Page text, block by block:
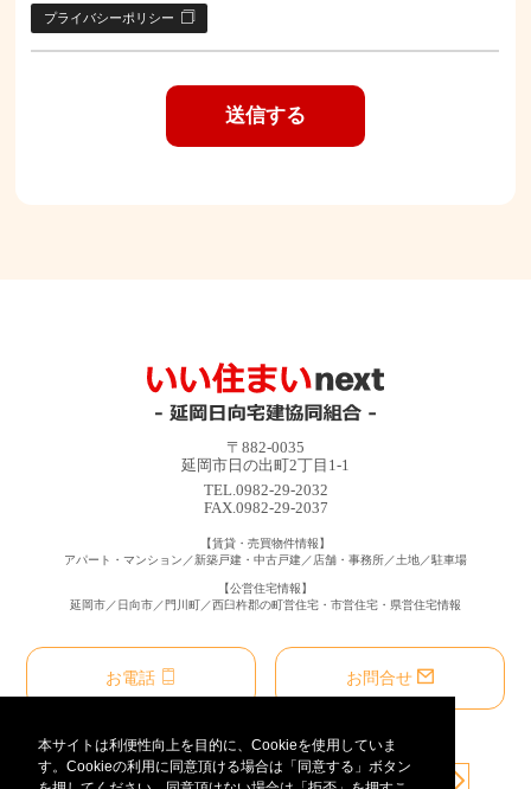
本サイトは利便性向上を目的に、Cookieを使用していま
す。Cookieの利用に同意頂ける場合は「同意する」ボタン
プライバシーポリシー
〒882-0035
延岡市日の出町2丁目1-1
TEL.0982-29-2032
FAX.0982-29-2037
【賃貸・売買物件情報】
アパート・マンション／新築戸建・中古戸建／店舗・事務所／土地／駐車場
【公営住宅情報】
延岡市／日向市／門川町／西臼杵郡の町営住宅・市営住宅・県営住宅情報
お電話 お問合せ